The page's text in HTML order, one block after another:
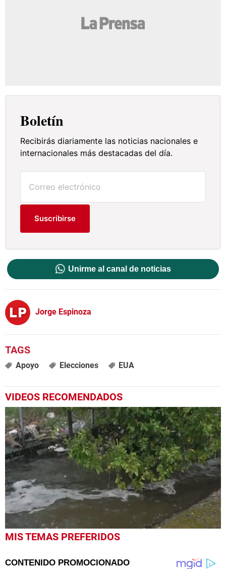
Boletín
Recibirás diariamente las noticias nacionales e
internacionales más destacadas del día.
Suscribirse
Unirme al canal de noticias
Jorge Espinoza
Apoyo Elecciones EUA
VIDEOS RECOMENDADOS
0
seconds
minute,
MIS TEMAS PREFERIDOS